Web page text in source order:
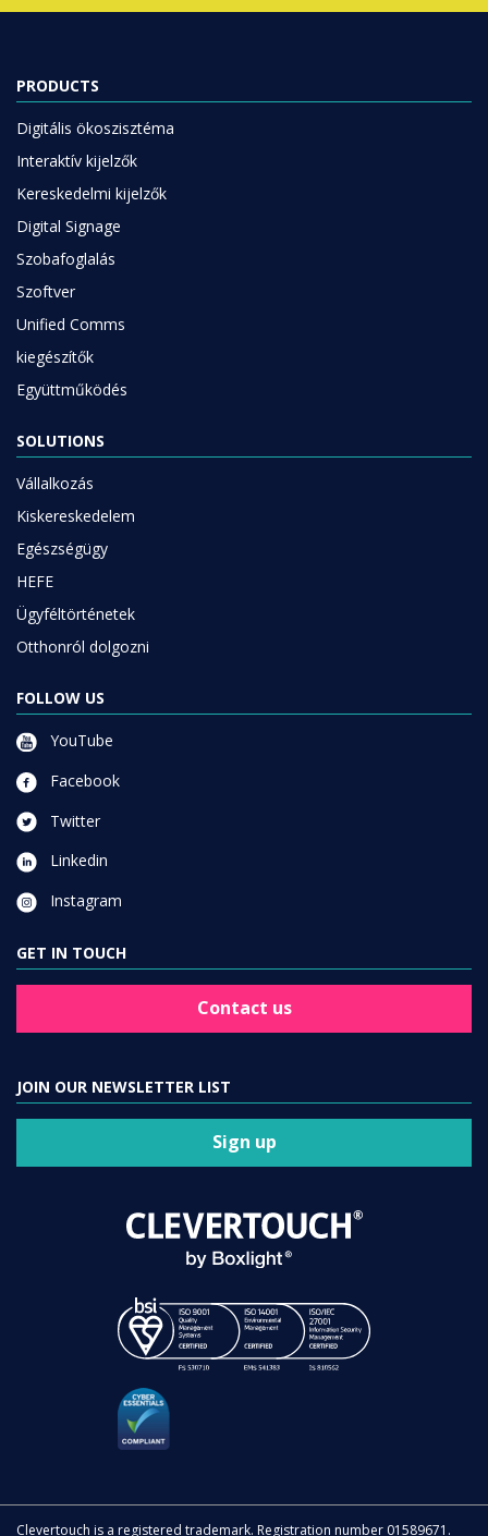
PRODUCTS
Digitális ökoszisztéma
Interaktív kijelzők
Kereskedelmi kijelzők
Digital Signage
Szobafoglalás
Szoftver
Unified Comms
kiegészítők
Együttműködés
SOLUTIONS
Vállalkozás
Kiskereskedelem
Egészségügy
HEFE
Ügyféltörténetek
Otthonról dolgozni
FOLLOW US
YouTube
Facebook
Twitter
Linkedin
Instagram
GET IN TOUCH
Contact us
JOIN OUR NEWSLETTER LIST
Sign up
Clevertouch is a registered trademark. Registration number 01589671.